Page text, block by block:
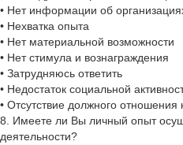
• Нет информации об
• Нехватка опыта
• Нет материальной возможности
• Нет стимула и вознаграждения
• Затрудняюсь ответить
• Недостаток социальной
• Отсутствие должного отношения
8. Имеете ли Вы личный опыт
деятельности?